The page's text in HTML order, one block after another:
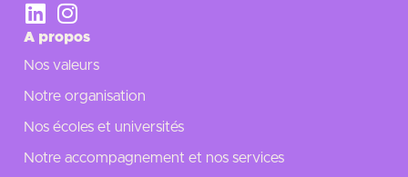
A propos
Nos valeurs
Notre organisation
Nos écoles et universités
Notre accompagnement et nos services